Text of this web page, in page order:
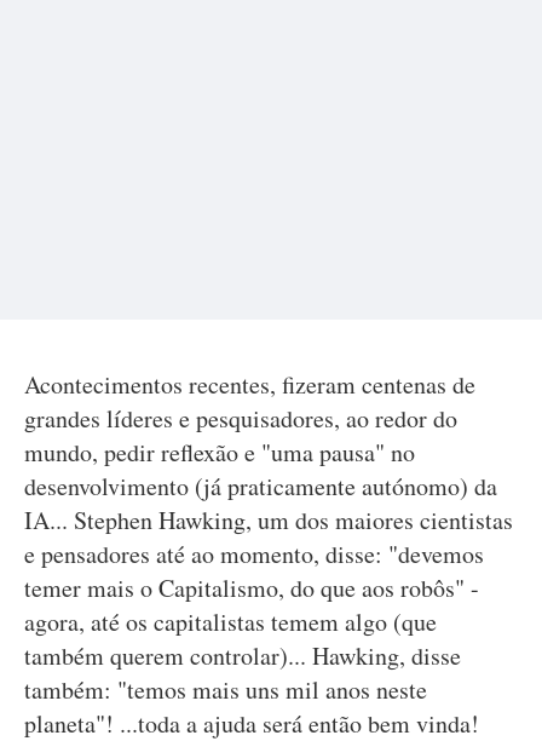
Acontecimentos recentes, fizeram centenas de
grandes líderes e pesquisadores, ao redor do
mundo, pedir reflexão e "uma pausa" no
desenvolvimento (já praticamente autónomo) da
IA... Stephen Hawking, um dos maiores cientistas
e pensadores até ao momento, disse: "devemos
temer mais o Capitalismo, do que aos robôs" -
agora, até os capitalistas temem algo (que
também querem controlar)... Hawking, disse
também: "temos mais uns mil anos neste
planeta"! ...toda a ajuda será então bem vinda!